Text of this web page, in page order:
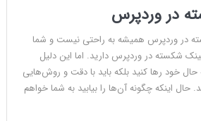
در وردپرس
در وردپرس همیشه به راحتی نیست و شما
شکسته در وردپرس دارید. اما این دلیل
حال خود رها کنید بلکه باید با دقت و روش‌هایی
حال اینکه چگونه آن‌ها را بیابید به شما خواهم